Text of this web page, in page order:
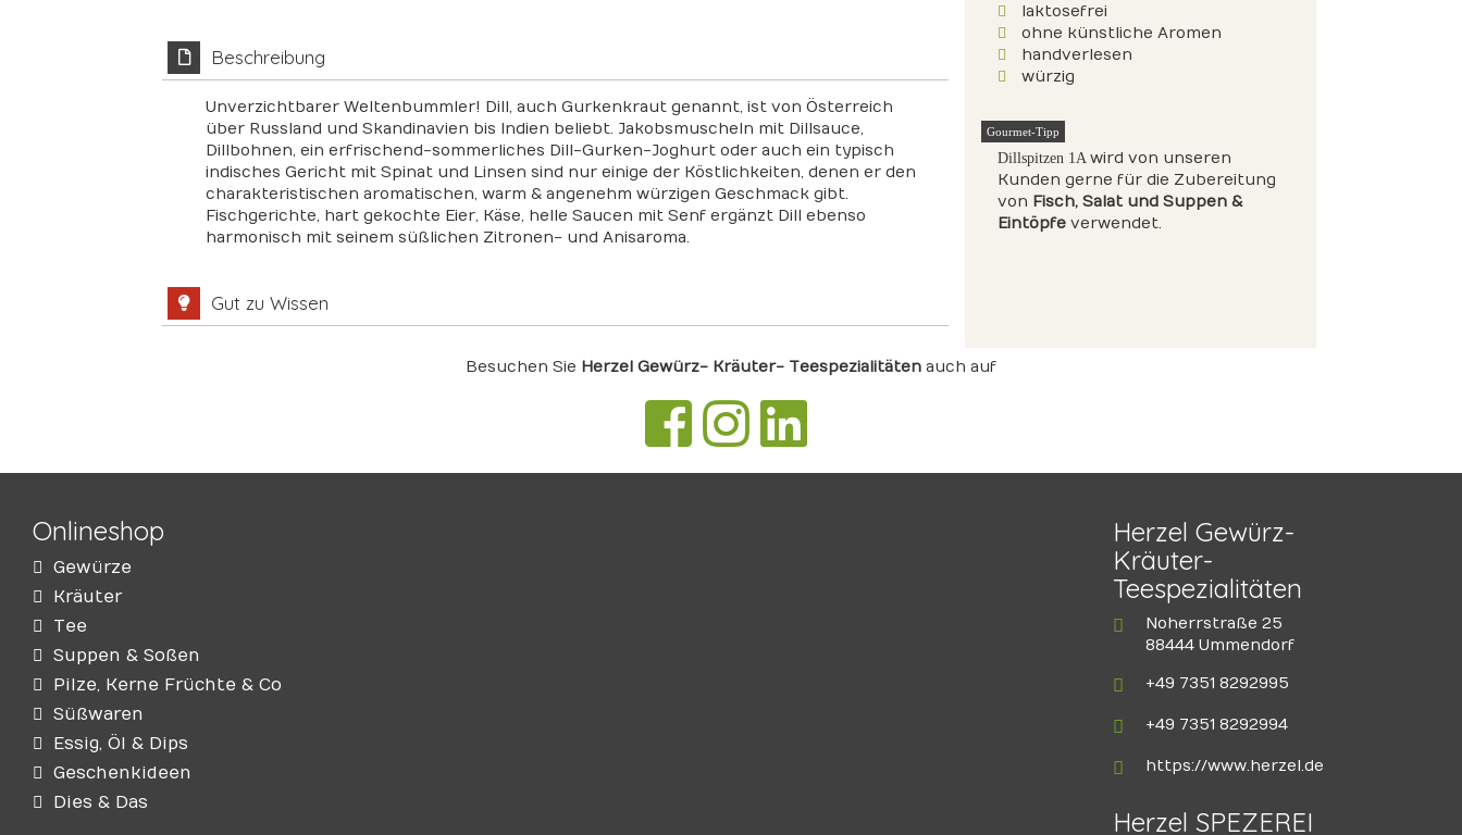
Beschreibung
Unverzichtbarer Weltenbummler! Dill, auch Gurkenkraut genannt, ist von Österreich
über Russland und Skandinavien bis Indien beliebt. Jakobsmuscheln mit Dillsauce,
Dillbohnen, ein erfrischend-sommerliches Dill-Gurken-Joghurt oder auch ein typisch
indisches Gericht mit Spinat und Linsen sind nur einige der Köstlichkeiten, denen er den
charakteristischen aromatischen, warm & angenehm würzigen Geschmack gibt.
Fischgerichte, hart gekochte Eier, Käse, helle Saucen mit Senf ergänzt Dill ebenso
harmonisch mit seinem süßlichen Zitronen- und Anisaroma.
Gut zu Wissen
laktosefrei
ohne künstliche Aromen
handverlesen
würzig
Gourmet-Tipp
Dillspitzen 1Awird von unseren
Kunden gerne für die Zubereitung
von Fisch, Salat und Suppen &
Eintöpfe verwendet.
Besuchen Sie Herzel Gewürz- Kräuter- Teespezialitäten auch auf
Onlineshop
Gewürze
Kräuter
Tee
Suppen & Soßen
Pilze, Kerne Früchte & Co
Süßwaren
Essig, Öl & Dips
Geschenkideen
Dies & Das
Herzel Gewürz-
Kräuter-
Teespezialitäten
Noherrstraße 25
88444 Ummendorf
+49 7351 8292995
+49 7351 8292994
https://www.herzel.de
Herzel SPEZEREI